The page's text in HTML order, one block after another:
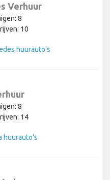
Verhuur
8
10
huurauto's
8
14
huurauto's